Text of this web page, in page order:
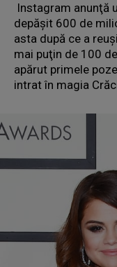
Instagram anunţă
depăşit 600 de
asta după ce a
mai puţin de 100
apărut primele
intrat în magia